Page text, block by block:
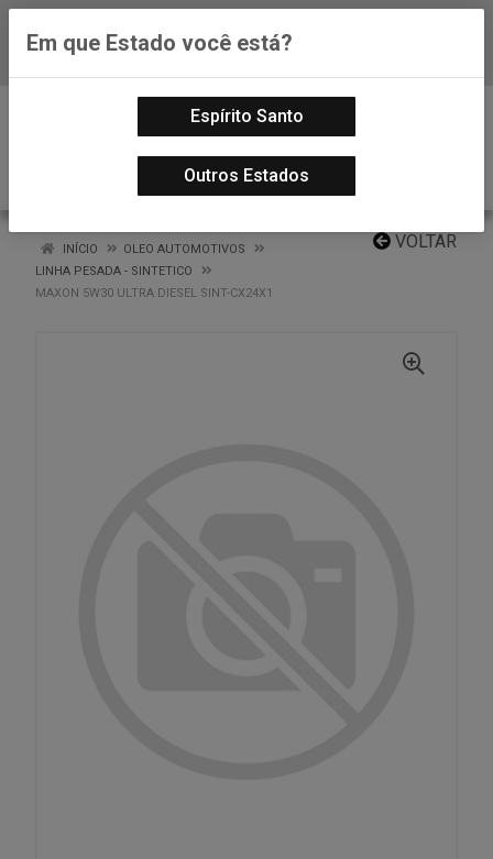
Baixe já nosso APP
VOLTAR
INÍCIO
OLEO AUTOMOTIVOS
LINHA PESADA - SINTETICO
MAXON 5W30 ULTRA DIESEL SINT-CX24X1
Em que Estado você está?
Espírito Santo
Outros Estados